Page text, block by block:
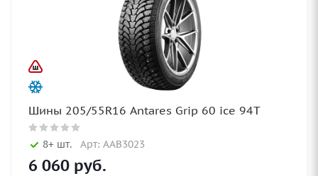
Шины 205/55R16 Antares Grip 60 ice 94T
8+ шт. Арт: AAB3023
6 060 руб.